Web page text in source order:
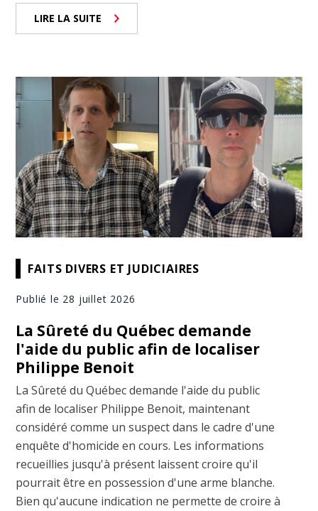
LIRE LA SUITE
FAITS DIVERS ET JUDICIAIRES
Publié le 28 juillet 2026
La Sûreté du Québec demande
l'aide du public afin de localiser
Philippe Benoit
La Sûreté du Québec demande l'aide du public
afin de localiser Philippe Benoit, maintenant
considéré comme un suspect dans le cadre d'une
enquête d'homicide en cours. Les informations
recueillies jusqu'à présent laissent croire qu'il
pourrait être en possession d'une arme blanche.
Bien qu'aucune indication ne permette de croire à